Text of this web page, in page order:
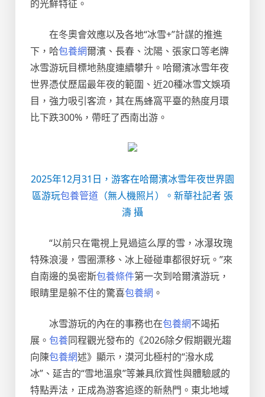
的光鮮特征。
在冬奧會效應以及各地“冰雪+”計謀的推進
下，哈包養網爾濱、長春、沈陽、張家口等老牌
冰雪游玩目標地熱度連續攀升。哈爾濱冰雪年夜
世界憑仗歷屆最年夜的範圍、近20種冰雪文娛項
目，強力吸引客流，其在馬蜂窩平臺的熱度月環
比下跌300%，帶旺了西南出游。
2025年12月31日，游客在哈爾濱冰雪年夜世界園
區游玩包養管道 （無人機照片）。新華社記者 張
濤 攝
“以前只在電視上見過這么厚的雪，冰瀑玫瑰
特殊浪漫，雪圈漂移、冰上碰碰車都很好玩。”來
自南邊的吳密斯包養條件第一次到哈爾濱游玩，
眼睛里是躲不住的驚喜包養網 。
冰雪游玩的內在的事務也在包養網不竭拓
展。 包養同程觀光發布的《2026除夕假期觀光趨
向陳包養網述》顯示，漠河北極村的“潑水成
冰”、延吉的“雪地溫泉”等兼具欣賞性與體驗感的
特點弄法，正成為游客追逐的新熱門。東北地域